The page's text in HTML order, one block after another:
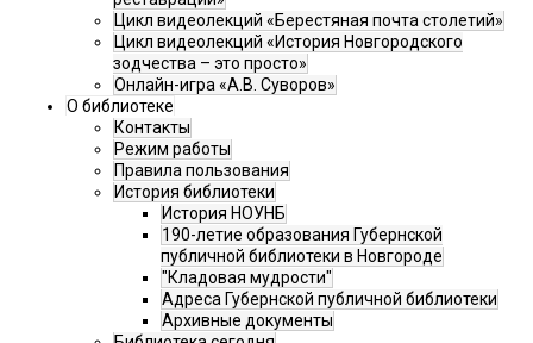
Цикл видеолекций «Берестяная почта столетий»
Цикл видеолекций «История Новгородского
зодчества – это просто»
Онлайн-игра «А.В. Суворов»
О библиотеке
Контакты
Режим работы
Правила пользования
История библиотеки
История НОУНБ
190-летие образования Губернской
публичной библиотеки в Новгороде
"Кладовая мудрости"
Адреса Губернской публичной библиотеки
Архивные документы